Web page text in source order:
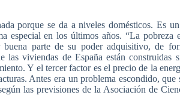
porque se da aniveles domésticos. Es
especial en losúltimos años. “La pobreza
buena partedesu poder adquisitivo, de
las viviendas de España están construidas
. Y el tercerfactor eselprecio de la
. Antes era unproblema escondido,que
las previsionesde la Asociación de